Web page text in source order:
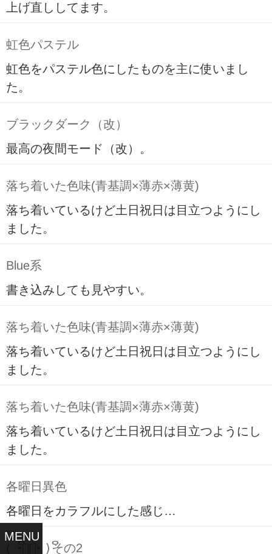
MENU
上げ直ししてます。
虹色パステル
虹色をパステル色にしたものを主に使いまし
た。
ブラックダーク（改）
最高の夜間モード（改）。
落ち着いた色味(青基調×薄赤×薄黄)
落ち着いているけど土日祝日は目立つようにし
ました。
Blue系
書き込みしても見やすい。
落ち着いた色味(青基調×薄赤×薄黄)
落ち着いているけど土日祝日は目立つようにし
ました。
落ち着いた色味(青基調×薄赤×薄黄)
落ち着いているけど土日祝日は目立つようにし
ました。
各曜日異色
各曜日をカラフルにした感じ…
( ິ•ᆺ⃘• )ິその2